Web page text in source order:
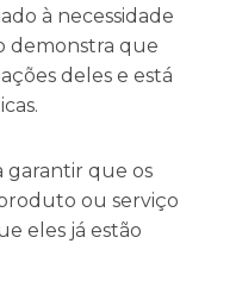
à necessidade
demonstra que
deles e está
garantir que os
ou serviço
eles já estão